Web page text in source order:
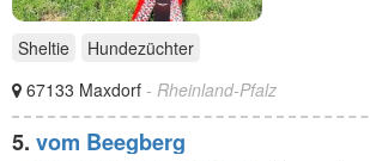
Sheltie
Hundezüchter
67133 Maxdorf - Rheinland-Pfalz
5. vom Beegberg